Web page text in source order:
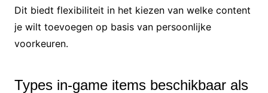
Dit biedt flexibiliteit in het kiezen van welke content
je wilt toevoegen op basis van persoonlijke
voorkeuren.
Types in-game items beschikbaar als